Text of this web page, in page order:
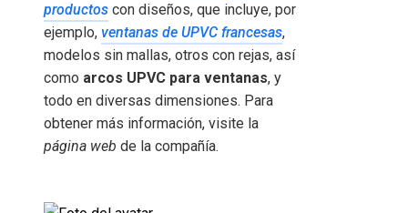
productos con diseños, que incluye, por
ejemplo, ventanas de UPVC francesas,
modelos sin mallas, otros con rejas, así
como arcos UPVC para ventanas, y
todo en diversas dimensiones. Para
obtener más información, visite la
página web de la compañía.